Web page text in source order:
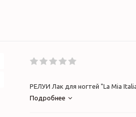
РЕЛУИ Лак для ногтей "La Mia
Подробнее